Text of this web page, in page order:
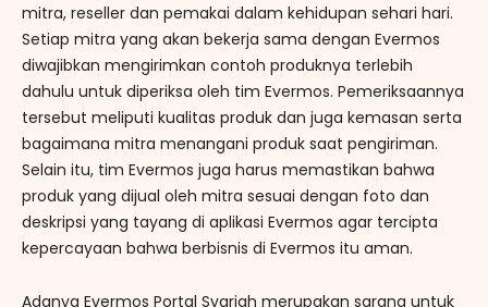
mitra, reseller dan pemakai dalam kehidupan sehari hari.
Setiap mitra yang akan bekerja sama dengan Evermos
diwajibkan mengirimkan contoh produknya terlebih
dahulu untuk diperiksa oleh tim Evermos. Pemeriksaannya
tersebut meliputi kualitas produk dan juga kemasan serta
bagaimana mitra menangani produk saat pengiriman.
Selain itu, tim Evermos juga harus memastikan bahwa
produk yang dijual oleh mitra sesuai dengan foto dan
deskripsi yang tayang di aplikasi Evermos agar tercipta
kepercayaan bahwa berbisnis di Evermos itu aman.
Adanya Evermos Portal Syariah merupakan sarana untuk